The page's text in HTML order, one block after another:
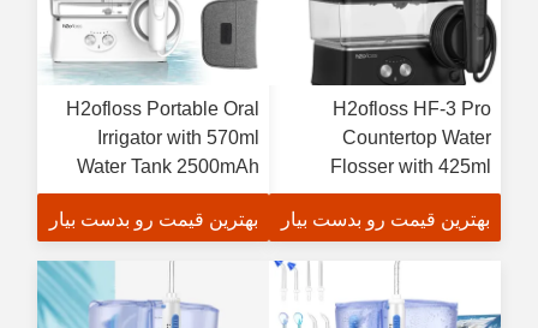
H2ofloss HF-3 Pro
Countertop Water
Flosser with 425ml
Water Tank 50-150 PSI
Water Pressure and
بهترین قیمت رو بدست بیار
H2ofloss Portable Oral
Irrigator with 570ml
Water Tank 2500mAh
Battery and 5 Nozzles
for Effective Dental
بهترین قیمت رو بدست بیار